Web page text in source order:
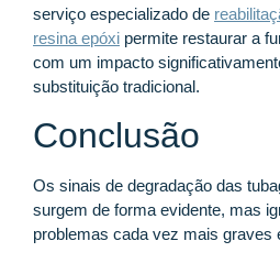
serviço especializado de
resina epóxi permite restaurar a
com um impacto
substituição tradicional.
Conclusão
Os sinais de degradação das
surgem de forma evidente, mas
problemas cada vez mais graves